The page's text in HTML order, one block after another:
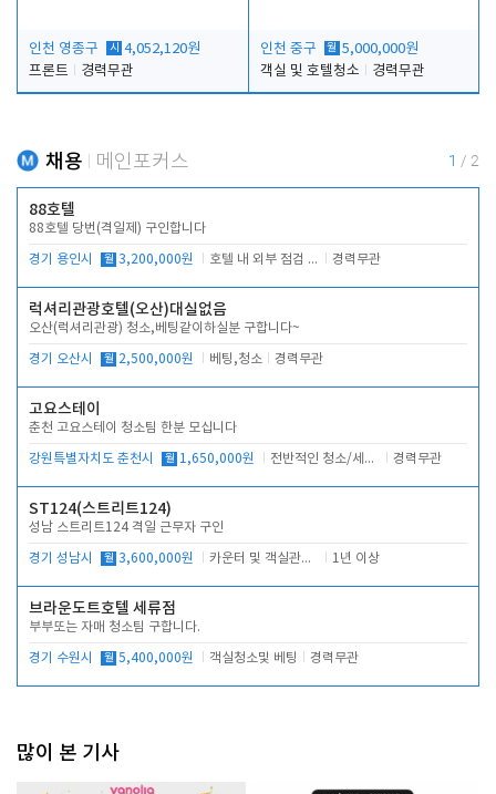
인천 영종구 시 4,052,120원
프론트
경력무관
인천 중구 월 5,000,000원
객실 및 호텔청소
경력무관
채용 메인포커스 1 / 2
88호텔
88호텔 당번(격일제) 구인합니다
경기 용인시 월 3,200,000원 호텔 내 외부 점검 및 프런트 운영 경력무관
럭셔리관광호텔(오산)대실없음
오산(럭셔리관광) 청소,베팅같이하실분 구합니다~
경기 오산시 월 2,500,000원 베팅,청소 경력무관
고요스테이
춘천 고요스테이 청소팀 한분 모십니다
강원특별자치도 춘천시 월 1,650,000원 전반적인 청소/세탁업무 경력무관
ST124(스트리트124)
성남 스트리트124 격일 근무자 구인
경기 성남시 월 3,600,000원 카운터 및 객실관리 전반 1년 이상
브라운도트호텔 세류점
부부또는 자매 청소팀 구합니다.
경기 수원시 월 5,400,000원 객실청소및 베팅 경력무관
많이 본 기사